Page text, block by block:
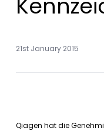
21st January 2015
Qiagen hat die